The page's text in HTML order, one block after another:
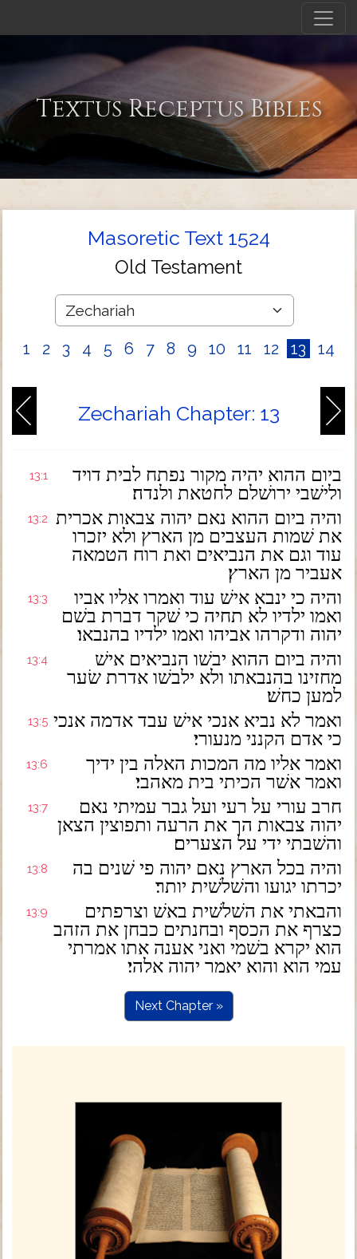
Textus Receptus Bibles
Masoretic Text 1524
Old Testament
1 2 3 4 5 6 7 8 9 10 11 12 13 14
Zechariah Chapter: 13
13:1
ביום ההוא יהיה מקור נפתח לבית דויד
ולישׁבי ירושׁלם לחטאת ולנדה׃
13:2
והיה ביום ההוא נאם יהוה צבאות אכרית
את שׁמות העצבים מן הארץ ולא יזכרו
עוד וגם את הנביאים ואת רוח הטמאה
אעביר מן הארץ׃
13:3
והיה כי ינבא אישׁ עוד ואמרו אליו אביו
ואמו ילדיו לא תחיה כי שׁקר דברת בשׁם
יהוה ודקרהו אביהו ואמו ילדיו בהנבאו׃
13:4
והיה ביום ההוא יבשׁו הנביאים אישׁ
מחזינו בהנבאתו ולא ילבשׁו אדרת שׂער
למען כחשׁ׃
13:5 ואמר לא נביא אנכי אישׁ עבד אדמה אנכי
כי אדם הקנני מנעורי׃
13:6
ואמר אליו מה המכות האלה בין ידיך
ואמר אשׁר הכיתי בית מאהבי׃
13:7
חרב עורי על רעי ועל גבר עמיתי נאם
יהוה צבאות הך את הרעה ותפוצין הצאן
והשׁבתי ידי על הצערים׃
13:8
והיה בכל הארץ נאם יהוה פי שׁנים בה
יכרתו יגועו והשׁלשׁית יותר׃
13:9
והבאתי את השׁלשׁית באשׁ וצרפתים
כצרף את הכסף ובחנתים כבחן את הזהב
הוא יקרא בשׁמי ואני אענה אתו אמרתי
עמי הוא והוא יאמר יהוה אלהי׃
Next Chapter »